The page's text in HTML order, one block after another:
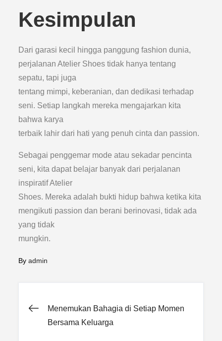
Kesimpulan
Dari garasi kecil hingga panggung fashion dunia,
perjalanan Atelier Shoes tidak hanya tentang
sepatu, tapi juga
tentang mimpi, keberanian, dan dedikasi terhadap
seni. Setiap langkah mereka mengajarkan kita
bahwa karya
terbaik lahir dari hati yang penuh cinta dan passion.
Sebagai penggemar mode atau sekadar pencinta
seni, kita dapat belajar banyak dari perjalanan
inspiratif Atelier
Shoes. Mereka adalah bukti hidup bahwa ketika kita
mengikuti passion dan berani berinovasi, tidak ada
yang tidak
mungkin.
Byadmin
Post
Menemukan Bahagia di Setiap Momen
Bersama Keluarga